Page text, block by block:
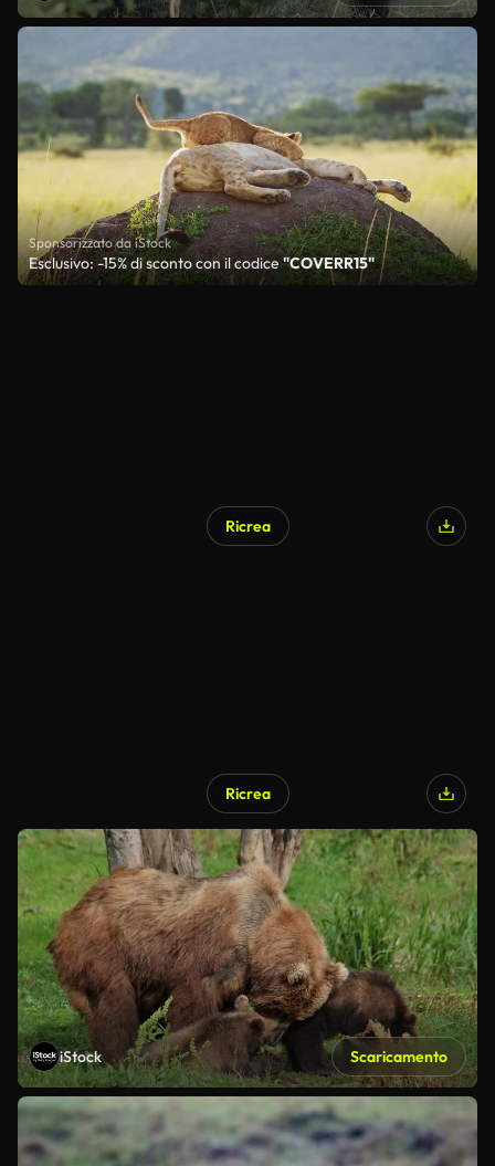
Sponsorizzato da iStock
Esclusivo: -15% di sconto con il codice"COVERR15"
Ricrea
Ricrea
iStock Scaricamento